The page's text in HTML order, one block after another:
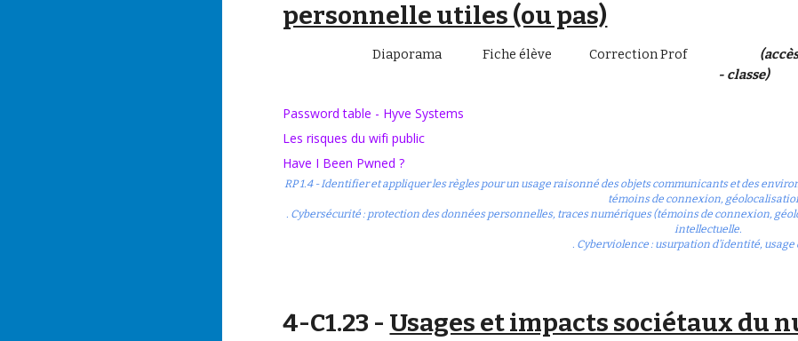
personnelle utiles (ou pas)
Diaporama Fiche élève Correction Prof
- classe)
Password table - Hyve Systems
Les risques du wifi public
Have I Been Pwned ?
RP 1.4 - Identifier et appliquer les règles pour un usage raisonné des objets communicants et des
témoins de connexion,
. Cybersécurité : protection des données personnelles, traces numériques (témoins de connexion,
intellectuelle.
. Cyberviolence : usurpation d’identité, usage
4-C1.23 - Usages et impacts sociétaux du